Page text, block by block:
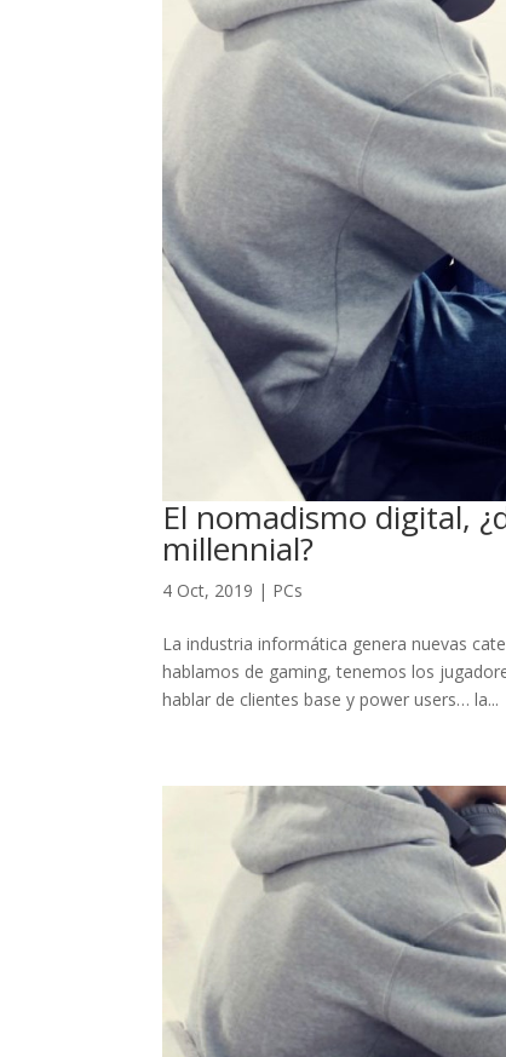
El nomadismo digital,
millennial?
4 Oct, 2019 | PCs
La industria informática genera nuevas
hablamos de gaming, tenemos los
hablar de clientes base y power users… la...